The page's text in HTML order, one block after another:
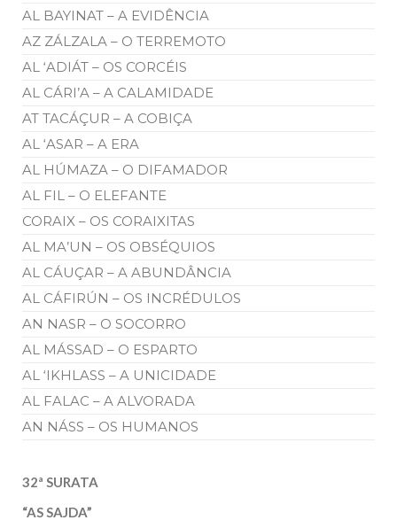
AL BAYINAT – A EVIDÊNCIA
AZ ZÁLZALA – O TERREMOTO
AL ‘ADIÁT – OS CORCÉIS
AL CÁRI’A – A CALAMIDADE
AT TACÁÇUR – A COBIÇA
AL ‘ASAR – A ERA
AL HÚMAZA – O DIFAMADOR
AL FIL – O ELEFANTE
CORAIX – OS CORAIXITAS
AL MA’UN – OS OBSÉQUIOS
AL CÁUÇAR – A ABUNDÂNCIA
AL CÁFIRÚN – OS INCRÉDULOS
AN NASR – O SOCORRO
AL MÁSSAD – O ESPARTO
AL ‘IKHLASS – A UNICIDADE
AL FALAC – A ALVORADA
AN NÁSS – OS HUMANOS
32ª SURATA
“AS SAJDA”